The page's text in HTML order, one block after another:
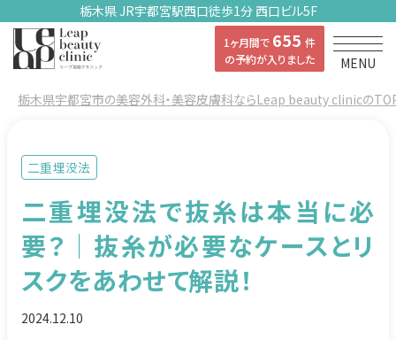
栃木県 JR宇都宮駅西口徒歩1分 西口ビル5F
1ヶ月間で 655 件
の予約が入りました
MENU
栃木県宇都宮市の美容外科・美容皮膚科ならLeap beauty clinicの
二重埋没法
二重埋没法で抜糸は本当に必
要？｜抜糸が必要なケースとリ
スクをあわせて解説！
2024.12.10